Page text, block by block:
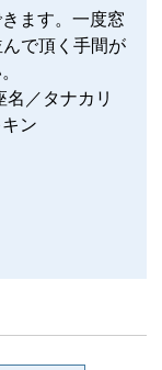
ます。一度窓
で頂く手間が
／タナカリ
ン